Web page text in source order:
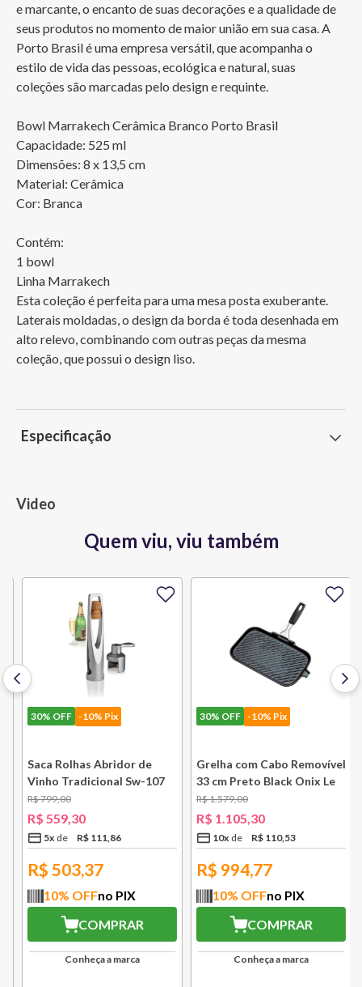
e marcante, o encanto de suas decorações e a qualidade de
seus produtos no momento de maior união em sua casa. A
Porto Brasil é uma empresa versátil, que acompanha o
estilo de vida das pessoas, ecológica e natural, suas
coleções são marcadas pelo design e requinte.
Bowl Marrakech Cerâmica Branco Porto Brasil
Capacidade: 525 ml
Dimensões: 8 x 13,5 cm
Material: Cerâmica
Cor: Branca
Contém:
1 bowl
Linha Marrakech
Esta coleção é perfeita para uma mesa posta exuberante.
Laterais moldadas, o design da borda é toda desenhada em
alto relevo, combinando com outras peças da mesma
coleção, que possui o design liso.
Especificação
Video
Quem viu, viu também
30%OFF -10% Pix
Saca Rolhas Abridor de
Vinho Tradicional Sw-107
Ply Le Creuset
R$799,00
R$559,30
5 x R$111,86
R$503,37
10% OFFno PIX
COMPRAR
Conheça a marca
30%OFF -10% Pix
Grelha com Cabo Removível
33 cm Preto Black Onix Le
Creuset
R$1.579,00
R$1.105,30
10x R$110,53
R$994,77
10% OFFno PIX
COMPRAR
Conheça a marca